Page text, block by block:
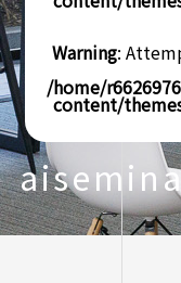
Warning:
/home/
content/